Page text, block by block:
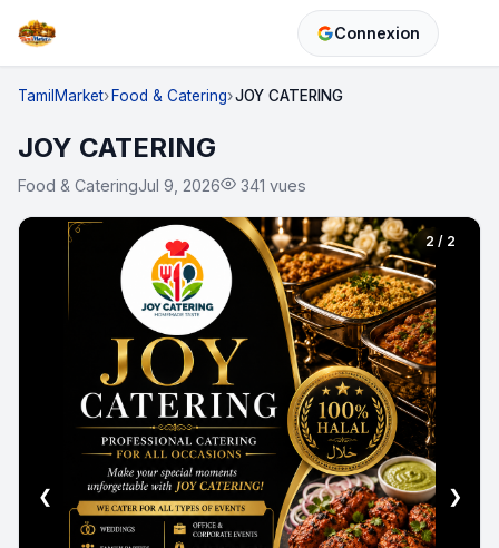
Connexion
TamilMarket Food & Catering JOY CATERING
JOY CATERING
Food & CateringJul 9, 2026 341 vues
❮ ❯
2 / 2